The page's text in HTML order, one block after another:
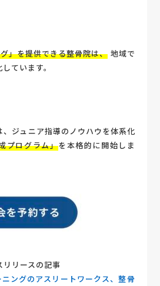
」を提供できる整骨院は、 地域で
しています。
ジュニア指導のノウハウを体系化
プログラム」を本格的に開始しま
リースの記事
ングのアスリートワークス、整骨